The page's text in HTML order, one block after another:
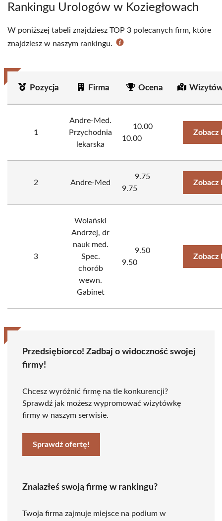
Rankingu Urologów w Koziegłowach
W poniższej tabeli znajdziesz TOP 3 polecanych firm, które
znajdziesz w naszym rankingu.
Pozycja Firma Ocena
1
Andre-Med.
Przychodnia
lekarska
10.00
10.00
Zobacz
2 Andre-Med
9.75
9.75
Zobacz
3
Wolański
Andrzej, dr
nauk med.
Spec.
chorób
wewn.
Gabinet
9.50
9.50
Zobacz
Przedsiębiorco! Zadbaj o widoczność swojej
firmy!
Chcesz wyróżnić firmę na tle konkurencji?
Sprawdź jak możesz wypromować wizytówkę
firmy w naszym serwisie.
Sprawdź ofertę!
Znalazłeś swoją firmę w rankingu?
Twoja firma zajmuje miejsce na podium w